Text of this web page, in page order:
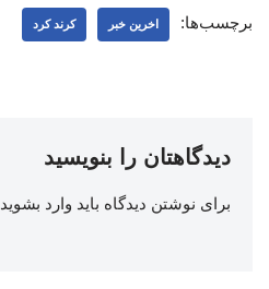
برچسب‌ها: اخرین خبر کرند کرد
دیدگاهتان را بنویسید
برای نوشتن دیدگاه باید وارد بشوید